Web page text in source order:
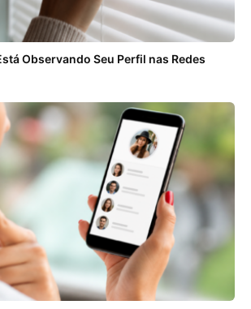
Observando Seu Perfil nas Redes